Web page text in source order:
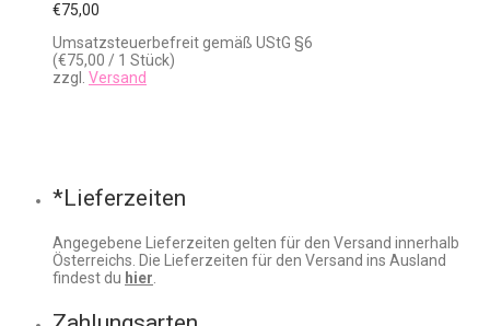
€75,00
Umsatzsteuerbefreit gemäß UStG §6
(€75,00 / 1 Stück)
zzgl. Versand
*Lieferzeiten
Angegebene Lieferzeiten gelten für den Versand innerhalb
Österreichs. Die Lieferzeiten für den Versand ins Ausland
findest du hier